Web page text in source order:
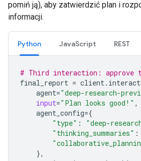
pomiń ją), aby zatwierdzić plan i
informacji.
Python JavaScript REST
# Third interaction: approve
final_report = client.
agent="deep-research-
input="Plan looks good!" ,
agent_config={
"type" : "deep-
"thinking_summaries" :
},